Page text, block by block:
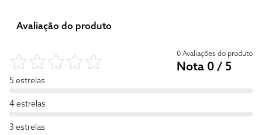
Avaliação do produto
0 Avaliações do produto
Nota 0 / 5
5 estrelas
4 estrelas
3 estrelas